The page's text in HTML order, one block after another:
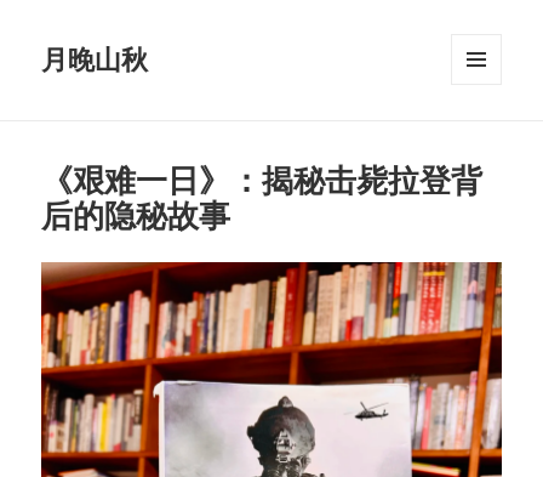
月晚山秋
《艰难一日》：揭秘击毙拉登背
后的隐秘故事